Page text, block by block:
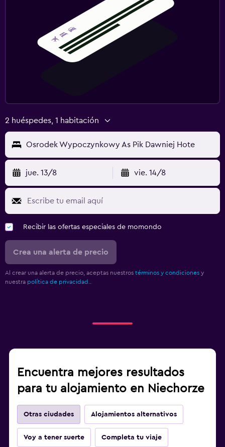
2 huéspedes, 1 habitación
Osrodek Wypoczynkowy As Pik Dawniej Hote
jue. 13/8 vie. 14/8
Recibir las ofertas especiales de momondo
Crea una alerta de precio
Al crear una alerta de precio, aceptas nuestros términos y condiciones y
nuestra política de privacidad.
Encuentra mejores resultados
para tu alojamiento en Niechorze
Otras ciudades Alojamientos alternativos
Voy a tener suerte Completa tu viaje